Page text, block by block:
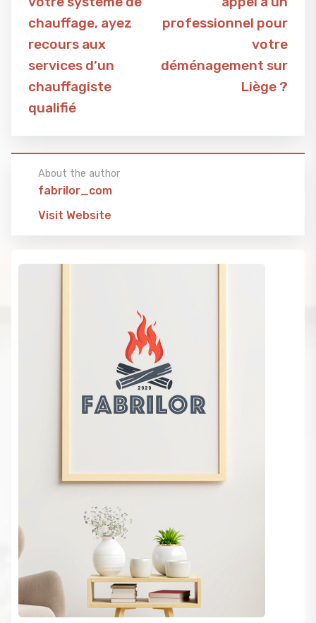
chauffage, ayez
recours aux
services d’un
chauffagiste
qualifié
professionnel pour
votre
déménagement sur
Liège ?
About the author
fabrilor_com
Visit Website